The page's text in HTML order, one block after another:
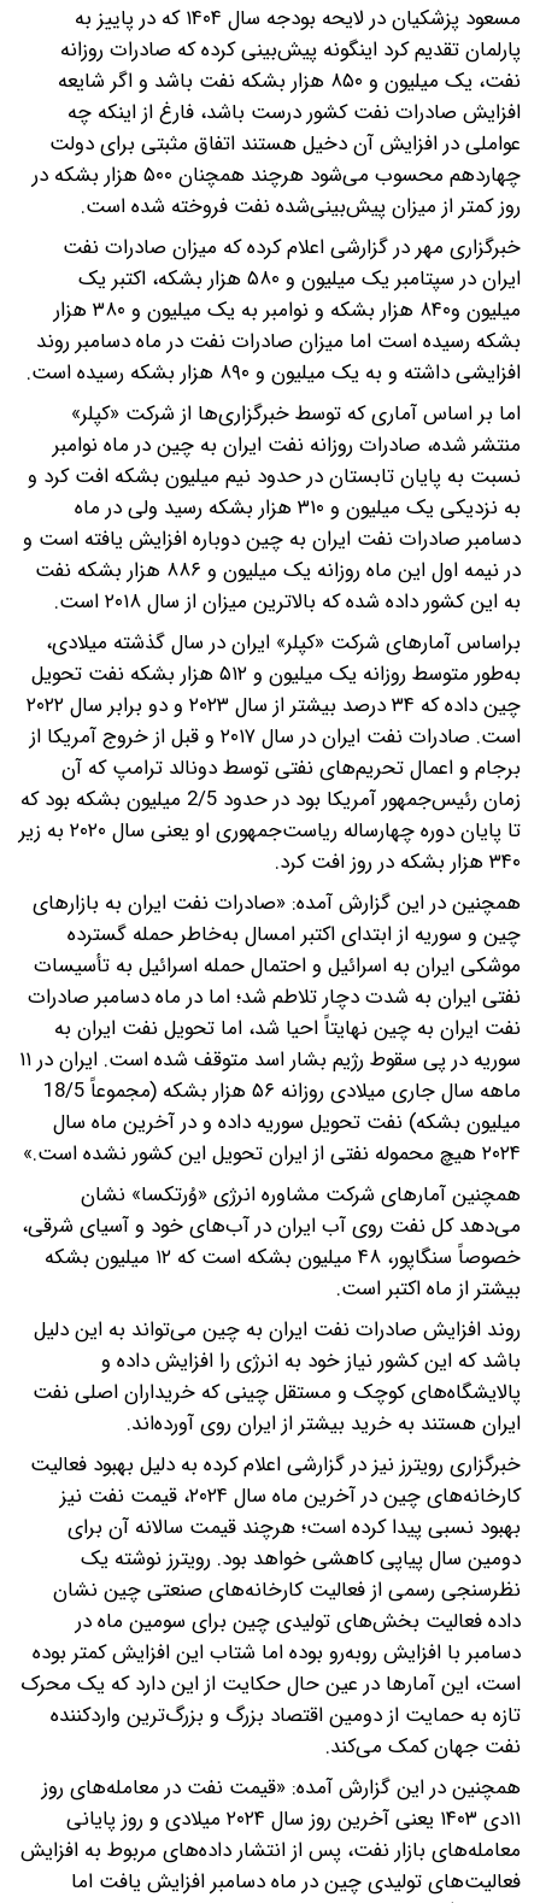
مسعود پزشکیان در لایحه بودجه‌ سال ۱۴۰۴ که در پاییز به
پارلمان تقدیم کرد اینگونه پیش‌بینی کرده که صادرات روزانه
نفت، یک میلیون و ۸۵۰ هزار بشکه نفت باشد و اگر شایعه
افزایش صادرات نفت کشور درست باشد، فارغ از اینکه چه
عواملی در افزایش آن دخیل هستند اتفاق مثبتی برای دولت
چهاردهم محسوب می‌شود هرچند همچنان ۵۰۰ هزار بشکه در
روز کمتر از میزان پیش‌بینی‌شده نفت فروخته شده است.
خبرگزاری مهر در گزارشی اعلام کرده که میزان صادرات نفت
ایران در سپتامبر یک میلیون و ۵۸۰ هزار بشکه، اکتبر یک
میلیون و۸۴۰ هزار بشکه و نوامبر به یک میلیون و ۳۸۰ هزار
بشکه رسیده است اما میزان صادرات نفت در ماه دسامبر روند
افزایشی داشته و به یک میلیون و ۸۹۰ هزار بشکه رسیده است.
اما بر اساس آماری که توسط خبرگزاری‌ها از شرکت «کپلر»
منتشر شده، صادرات روزانه نفت ایران به چین در ماه نوامبر
نسبت به پایان تابستان در حدود نیم میلیون بشکه افت کرد و
به نزدیکی یک میلیون و ۳۱۰ هزار بشکه رسید ولی در ماه
دسامبر صادرات نفت ایران به چین دوباره افزایش یافته است و
در نیمه اول این ماه روزانه یک میلیون و ۸۸۶ هزار بشکه نفت
به این کشور داده شده که بالاترین میزان از سال ۲۰۱۸ است.
براساس آمارهای شرکت «کپلر» ایران در سال گذشته میلادی،
به‌طور متوسط روزانه یک میلیون و ۵۱۲ هزار بشکه نفت تحویل
چین داده که ۳۴ درصد بیشتر از سال ۲۰۲۳ و دو برابر سال ۲۰۲۲
است. صادرات نفت ایران در سال ۲۰۱۷ و قبل از خروج آمریکا از
برجام و اعمال تحریم‌های نفتی توسط دونالد ترامپ که آن
زمان رئیس‌جمهور آمریکا بود در حدود 2/5 میلیون بشکه بود که
تا پایان دوره چهارساله ریاست‌جمهوری او یعنی سال ۲۰۲۰ به زیر
۳۴۰ هزار بشکه در روز افت کرد.
همچنین در این گزارش آمده: «صادرات نفت ایران به بازارهای
چین و سوریه از ابتدای اکتبر امسال به‌خاطر حمله گسترده
موشکی ایران به اسرائیل و احتمال حمله اسرائیل به تأسیسات
نفتی ایران به شدت دچار تلاطم شد؛ اما در ماه دسامبر صادرات
نفت ایران به چین نهایتاً احیا شد، اما تحویل نفت ایران به
سوریه در پی سقوط رژیم بشار اسد متوقف شده است. ایران در ۱۱
ماهه سال جاری میلادی روزانه ۵۶ هزار بشکه (مجموعاً 18/5
میلیون بشکه) نفت تحویل سوریه داده و در آخرین ماه سال
۲۰۲۴ هیچ محموله نفتی از ایران تحویل این کشور نشده است.»
همچنین آمارهای شرکت مشاوره انرژی «وُرتکسا» نشان
می‌دهد کل نفت روی آب ایران در آب‌های خود و آسیای شرقی،
خصوصاً سنگاپور، ۴۸ میلیون بشکه است که ۱۲ میلیون بشکه
بیشتر از ماه اکتبر است.
روند افزایش صادرات نفت ایران به چین می‌تواند به این دلیل
باشد که این کشور نیاز خود به انرژی را افزایش داده و
پالایشگاه‌های کوچک و مستقل چینی که خریداران اصلی نفت
ایران هستند به خرید بیشتر از ایران روی آورده‌اند.
خبرگزاری رویترز نیز در گزارشی اعلام کرده به دلیل بهبود فعالیت
کارخانه‌های چین در آخرین ماه سال ۲۰۲۴، قیمت نفت نیز
بهبود نسبی پیدا کرده است؛ هرچند قیمت سالانه آن برای
دومین سال پیاپی کاهشی خواهد بود. رویترز نوشته یک
نظرسنجی رسمی از فعالیت کارخانه‌های صنعتی چین نشان
داده فعالیت بخش‌های تولیدی چین برای سومین ماه در
دسامبر با افزایش روبه‌رو بوده اما شتاب این افزایش کمتر بوده
است، این آمارها در عین حال حکایت از این دارد که یک محرک
تازه به حمایت از دومین اقتصاد بزرگ و بزرگ‌ترین واردکننده
نفت جهان کمک می‌کند.
همچنین در این گزارش آمده: «قیمت نفت در معامله‌های روز
۱۱دی ۱۴۰۳ یعنی آخرین روز سال ۲۰۲۴ میلادی و روز پایانی
معامله‌های بازار نفت، پس از انتشار داده‌های مربوط به افزایش
فعالیت‌های تولیدی چین در ماه دسامبر افزایش یافت اما